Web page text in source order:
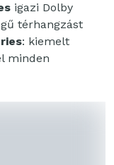
igazi Dolby
térhangzást
: kiemelt
minden